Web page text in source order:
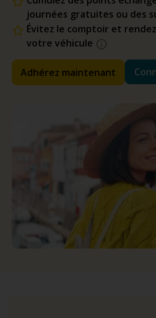
journées gratuites ou des
Évitez le comptoir et
votre véhicule
Adhérez maintenant